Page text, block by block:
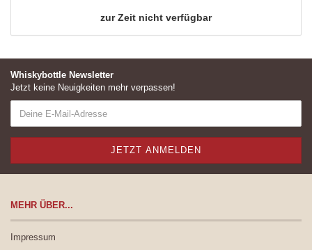
zur Zeit nicht verfügbar
Whiskybottle Newsletter
Jetzt keine Neuigkeiten mehr verpassen!
MEHR ÜBER...
Impressum